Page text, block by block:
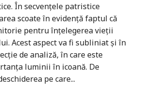
În secvențele patristice
scoate în evidență faptul că
pentru înțelegerea vieții
Acest aspect va fi subliniat și în
de analiză, în care este
luminii în icoană. De
pe care...